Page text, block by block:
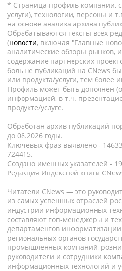
* Страница-профиль компании,
услуги), технологии, персоны и
на основе анализа архива
Обрабатываются тексты всех
(новости, включая "Главные
аналитические обзоры рынков,
содержание партнёрских
больше публикаций на CNews
или продукта/услуги, тем более
Профиль может быть дополнен
информацией, в т.ч.
продукте/услуге.
Обработан архив публикаций
до 08.2026 годы.
Ключевых фраз выявлено -
724415.
Создано именных указателей -
Редакция Индексной книги
Читатели CNews — это
из самых успешных отраслей
индустрии информационных
составляют топ-менеджеры и
департаментов
региональных органов
промышленных компаний,
руководители и сотрудники
информационных технологий и